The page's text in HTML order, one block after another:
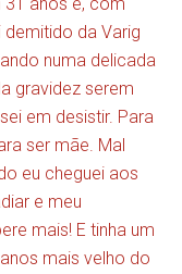
da Varig
numa delicada
gravidez serem
em desistir. Para
ser mãe. Mal
eu cheguei aos
e meu
mais! E tinha um
mais velho do